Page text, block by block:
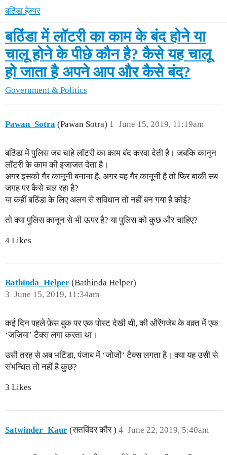
बठिंडा हेल्पर
बठिंडा में लॉटरी का काम के बंद होने या
चालू होने के पीछे कौन है? कैसे यह चालू
हो जाता है अपने आप और कैसे बंद?
Government & Politics
Pawan_Sotra (Pawan Sotra) June 15, 2019, 11:19am
1
बठिंडा में पुलिस जब चाहे लॉटरी का काम बंद करवा देती है। जबकि कानून
लॉटरी के काम की इजाजत देता है।
अगर इसको गैर कानूनी बनाना है, अगर यह गैर कानूनी है तो फिर बाकी सब
जगह पर कैसे चल रहा है?
या कहीं बठिंडा के लिए अलग से सविधान तो नहीं बन गया है कोई?
तो क्या पुलिस कानून से भी ऊपर है? या पुलिस को कुछ और चाहिए?
4 Likes
Bathinda_Helper (Bathinda Helper)
June 15, 2019, 11:34am
3
कई दिन पहले फ़ेस बुक पर एक पोस्ट देखी थी, की औरेंगजेब के वक़्त में एक
‘जज़िया’ टैक्स लगा करता था।
उसी तरह से अब भटिंडा, पंजाब में ‘जोजों’ टैक्स लगता है। क्या यह उसी से
संभन्धित तो नहीं है कुछ?
3 Likes
Satwinder_Kaur (सतविंदर कौर ) June 22, 2019, 5:40am
4